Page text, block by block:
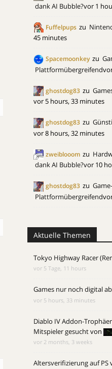
dank AI Bubble?vor 1
Fuffelpups zu
45 minutes
Spacemoonkey zu
Plattformübergreifend
ghostdog83 zu
vor 5 hours, 33 minutes
ghostdog83 zu
vor 8 hours, 32 minutes
zweiblooom zu
dank AI Bubble?vor 10
ghostdog83 zu
Plattformübergreifend
Aktuelle Themen
Tokyo Highway Racer
vor 5 Tage, 11 hours
Games nur noch digital
vor 5 hours, 33 minutes
Diablo IV Addon-
Mitspieler gesuchtvon
vor 2 months, 3 weeks
Altersverifizierung auf PS